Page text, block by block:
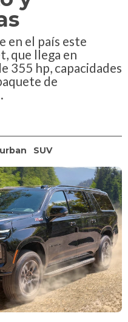
en el país este
que llega en
355 hp, capacidades
de
SUV